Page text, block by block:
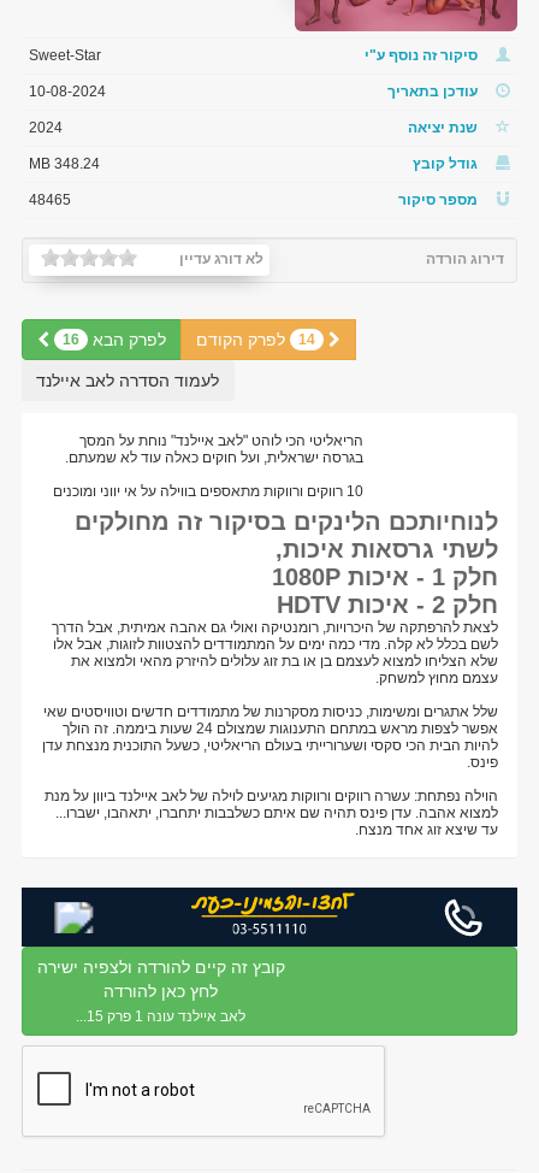
סיקור זה נוסף ע"י Sweet-Star
עודכן בתאריך 10-08-2024
שנת יציאה 2024
גודל קובץ 348.24 MB
מספר סיקור 48465
לא דורג עדיין דירוג הורדה
לפרק הבא 16 14 לפרק הקודם
לעמוד הסדרה לאב איילנד
לנוחיותכם הלינקים בסיקור זה מחולקים
לשתי גרסאות איכות,
חלק 1 - איכות 1080P
חלק 2 - איכות HDTV
הריאליטי הכי לוהט "לאב איילנד" נוחת על המסך
בגרסה ישראלית, ועל חוקים כאלה עוד לא שמעתם.
10 רווקים ורווקות מתאספים בווילה על אי יווני ומוכנים
לצאת להרפתקה של היכרויות, רומנטיקה ואולי גם אהבה אמיתית, אבל הדרך
לשם בכלל לא קלה. מדי כמה ימים על המתמודדים להצטוות לזוגות, אבל אלו
שלא הצליחו למצוא לעצמם בן או בת זוג עלולים להיזרק מהאי ולמצוא את
עצמם מחוץ למשחק.
שלל אתגרים ומשימות, כניסות מסקרנות של מתמודדים חדשים וטוויסטים שאי
אפשר לצפות מראש במתחם התענוגות שמצולם 24 שעות ביממה. זה הולך
להיות הבית הכי סקסי ושערורייתי בעולם הריאליטי, כשעל התוכנית מנצחת עדן
פינס.
הוילה נפתחת: עשרה רווקים ורווקות מגיעים לוילה של לאב איילנד ביוון על מנת
למצוא אהבה. עדן פינס תהיה שם איתם כשלבבות יתחברו, יתאהבו, ישברו...
עד שיצא זוג אחד מנצח.
קובץ זה קיים להורדה ולצפיה ישירה
לחץ כאן להורדה
לאב איילנד עונה 1 פרק 15...